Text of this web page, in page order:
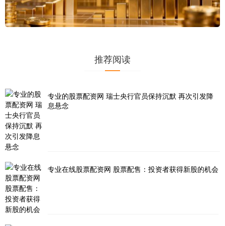
推荐阅读
专业的股票配资网 瑞士央行官员保持沉默 再次引发降
息悬念
专业在线股票配资网 股票配售：投资者获得新股的机会